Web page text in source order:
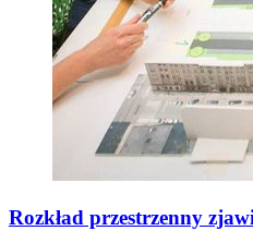
Rozkład przestrzenny